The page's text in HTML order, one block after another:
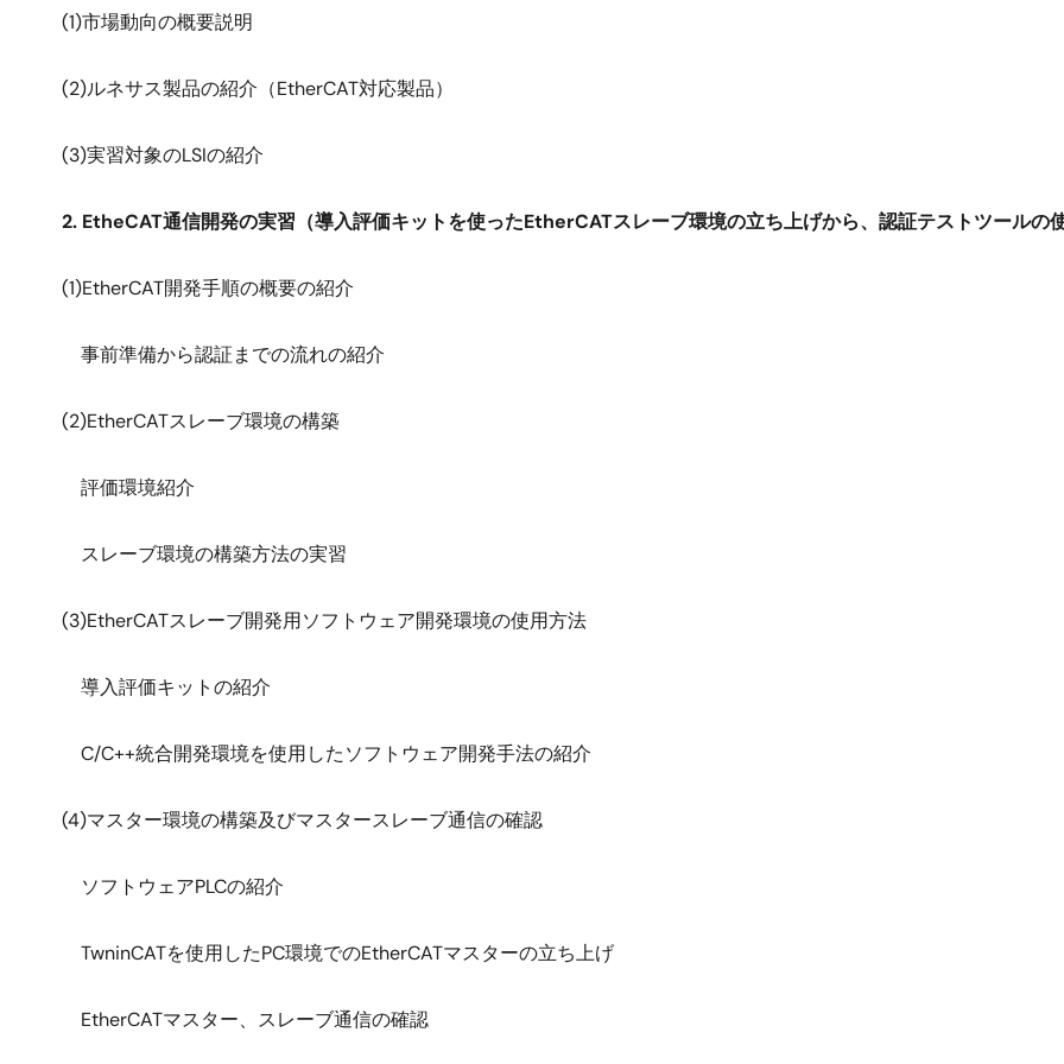
(1)市場動向の概要説明
(2)ルネサス製品の紹介（EtherCAT対応製品）
(3)実習対象のLSIの紹介
2. EtheCAT通信開発の実習（導入評価キットを使ったEtherCATスレーブ環境の立ち上げから、認証テストツールの
(1)EtherCAT開発手順の概要の紹介
事前準備から認証までの流れの紹介
(2)EtherCATスレーブ環境の構築
評価環境紹介
スレーブ環境の構築方法の実習
(3)EtherCATスレーブ開発用ソフトウェア開発環境の使用方法
導入評価キットの紹介
C/C++統合開発環境を使用したソフトウェア開発手法の紹介
(4)マスター環境の構築及びマスタースレーブ通信の確認
ソフトウェアPLCの紹介
TwninCATを使用したPC環境でのEtherCATマスターの立ち上げ
EtherCATマスター、スレーブ通信の確認